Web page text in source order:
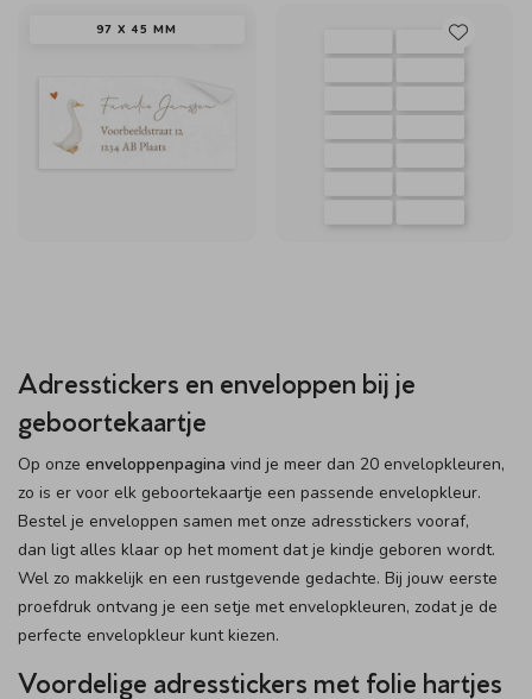
97 X 45 MM
Adresstickers en enveloppen bij je
geboortekaartje
Op onze enveloppenpagina vind je meer dan 20 envelopkleuren,
zo is er voor elk geboortekaartje een passende envelopkleur.
Bestel je enveloppen samen met onze adresstickers vooraf,
dan ligt alles klaar op het moment dat je kindje geboren wordt.
Wel zo makkelijk en een rustgevende gedachte. Bij jouw eerste
proefdruk ontvang je een setje met envelopkleuren, zodat je de
perfecte envelopkleur kunt kiezen.
Voordelige adresstickers met folie hartjes